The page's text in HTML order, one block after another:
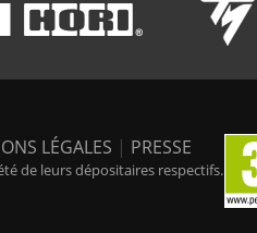
LÉGALES | PRESSE
de leurs dépositaires respectifs.